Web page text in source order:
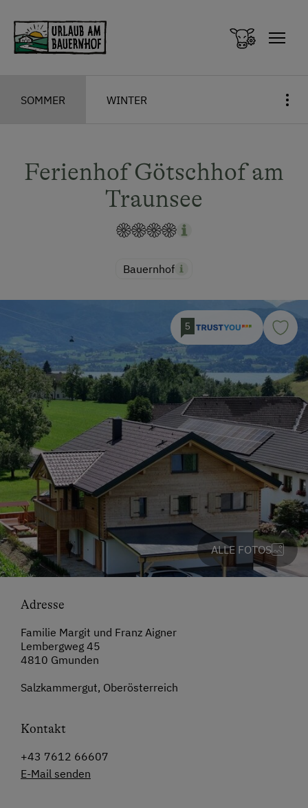
SOMMER WINTER
Ferienhof Götschhof am
Traunsee
Bauernhof
5
ALLE FOTOS
Adresse
Familie Margit und Franz Aigner
Lembergweg 45
4810 Gmunden
Salzkammergut, Oberösterreich
Kontakt
+43 7612 66607
E-Mail senden